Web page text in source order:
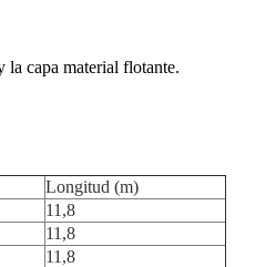
la capa material flotante.
Longitud (m)
11,8
11,8
11,8